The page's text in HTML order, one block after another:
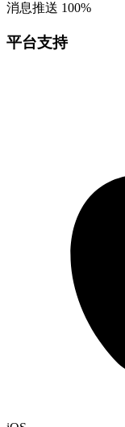
消息推送 100%
平台支持